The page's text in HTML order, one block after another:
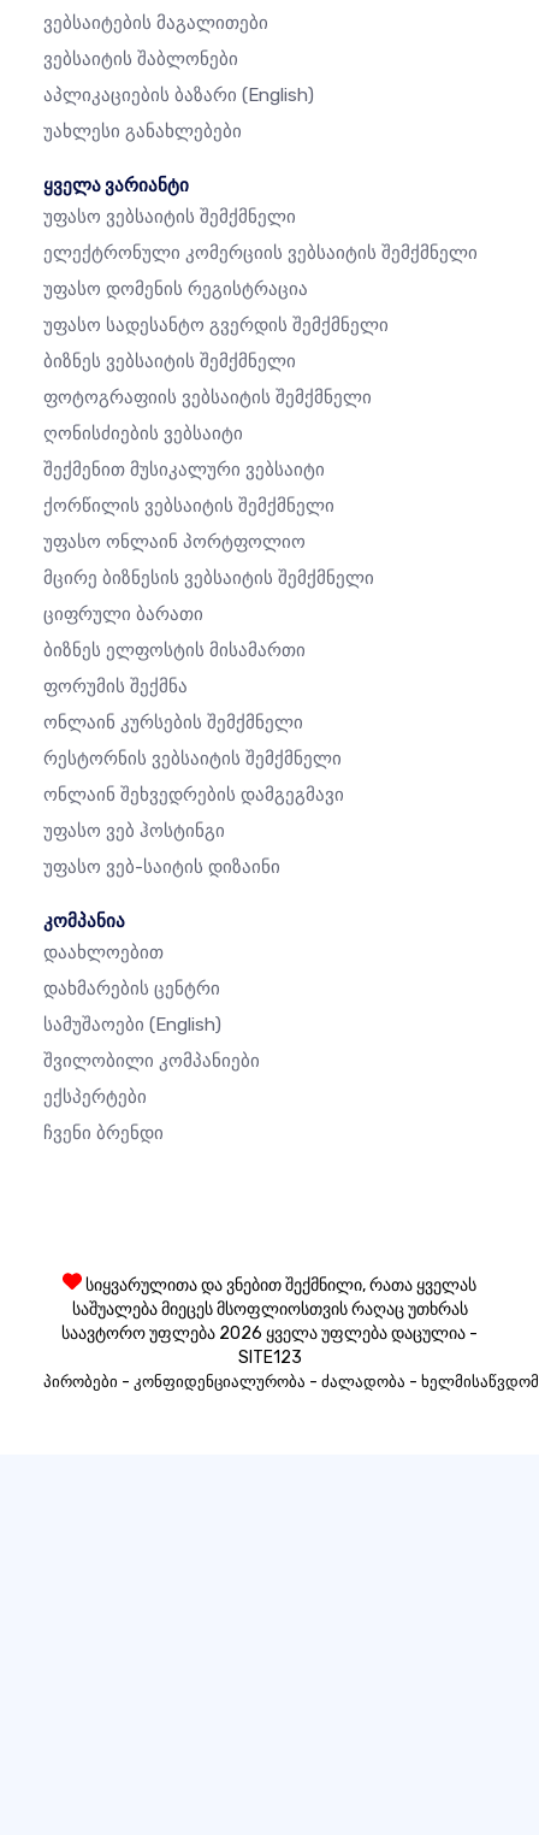
Ვებსაიტების Მაგალითები
Ვებსაიტის Შაბლონები
Აპლიკაციების Ბაზარი (English)
Უახლესი Განახლებები
ყველა ვარიანტი
Უფასო Ვებსაიტის Შემქმნელი
Ელექტრონული Კომერციის Ვებსაიტის Შემქმნელი
Უფასო Დომენის Რეგისტრაცია
Უფასო Სადესანტო Გვერდის Შემქმნელი
Ბიზნეს Ვებსაიტის Შემქმნელი
Ფოტოგრაფიის Ვებსაიტის Შემქმნელი
Ღონისძიების Ვებსაიტი
Შექმენით Მუსიკალური Ვებსაიტი
Ქორწილის Ვებსაიტის Შემქმნელი
Უფასო Ონლაინ Პორტფოლიო
Მცირე Ბიზნესის Ვებსაიტის Შემქმნელი
Ციფრული Ბარათი
Ბიზნეს Ელფოსტის Მისამართი
Ფორუმის Შექმნა
Ონლაინ Კურსების Შემქმნელი
Რესტორნის Ვებსაიტის Შემქმნელი
Ონლაინ Შეხვედრების Დამგეგმავი
Უფასო Ვებ Ჰოსტინგი
Უფასო Ვებ-Საიტის Დიზაინი
კომპანია
Დაახლოებით
Დახმარების Ცენტრი
Სამუშაოები (English)
Შვილობილი Კომპანიები
Ექსპერტები
Ჩვენი Ბრენდი
სიყვარულითა და ვნებით შექმნილი, რათა ყველას
საშუალება მიეცეს მსოფლიოსთვის რაღაც უთხრას
საავტორო უფლება 2026 ყველა უფლება დაცულია -
SITE123
პირობები - კონფიდენციალურობა - ძალადობა -